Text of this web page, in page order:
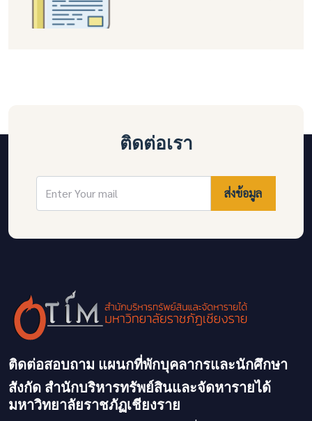
ติดต่อเรา
ส่งข้อมูล
ติดต่อสอบถาม แผนกที่พักบุคลากรและนักศึกษา
สังกัด สำนักบริหารทรัพย์สินและจัดหารายได้
มหาวิทยาลัยราชภัฏเชียงราย